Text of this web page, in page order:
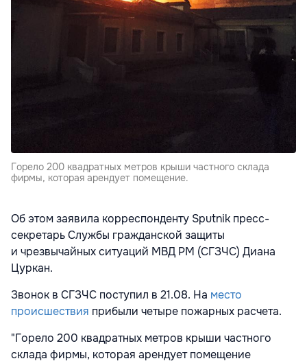
Горело 200 квадратных метров крыши частного склада
фирмы, которая арендует помещение.
Об этом заявила корреспонденту Sputnik пресс-
секретарь Службы гражданской защиты
и чрезвычайных ситуаций МВД РМ (СГЗЧС) Диана
Цуркан.
Звонок в СГЗЧС поступил в 21.08. На место
происшествия прибыли четыре пожарных расчета.
"Горело 200 квадратных метров крыши частного
склада фирмы, которая арендует помещение